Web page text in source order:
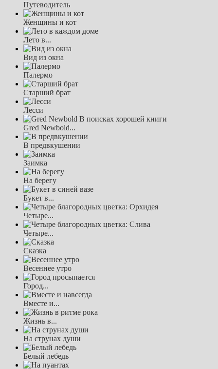
Путеводитель
Женщины и кот
Лето в...
Вид из окна
Палермо
Старший брат
Лесси
Gred Newbold...
В предвкушении
Заимка
На берегу
Букет в...
Четыре...
Четыре...
Сказка
Весеннее утро
Город...
Вместе и...
Жизнь в...
На струнах души
Белый лебедь